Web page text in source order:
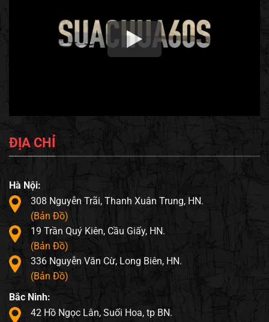
ĐỊA CHỈ
Hà Nội:
308 Nguyễn Trãi, Thanh Xuân Trung, HN.
(Bản Đồ)
19 Trần Quý Kiên, Cầu Giấy, HN.
(Bản Đồ)
336 Nguyễn Văn Cừ, Long Biên, HN.
(Bản Đồ)
Bắc Ninh:
42 Hồ Ngọc Lân, Suối Hoa, tp BN.